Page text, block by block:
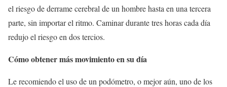
el riesgo de derrame cerebral de un hombre hasta en una tercera
parte, sin importar el ritmo. Caminar durante tres horas cada día
redujo el riesgo en dos tercios.
Cómo obtener más movimiento en su día
Le recomiendo el uso de un podómetro, o mejor aún, uno de los